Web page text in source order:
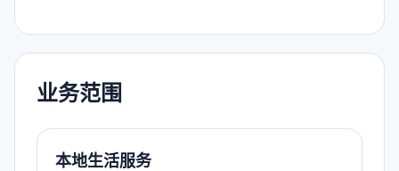
业务范围
本地生活服务